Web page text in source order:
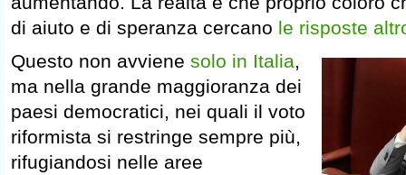
di aiuto e di speranza cercano le risposte
Questo non avviene solo in Italia,
ma nella grande maggioranza dei
paesi democratici, nei quali il voto
riformista si restringe sempre più,
rifugiandosi nelle aree